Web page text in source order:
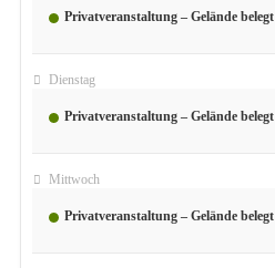
Privatveranstaltung – Gelände belegt
Dienstag
Privatveranstaltung – Gelände belegt
Mittwoch
Privatveranstaltung – Gelände belegt